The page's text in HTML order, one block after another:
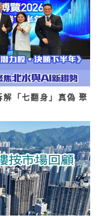
「七翻身」真偽 聚